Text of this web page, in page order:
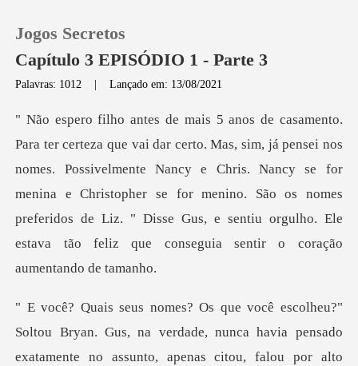
0
Loja
Baixar App
Jogos Secretos
Capítulo 3 EPISÓDIO 1 - Parte 3
Palavras: 1012 |Lançado em: 13/08/2021
s
nomes. Possivelmente Nancy e Chris. Nancy se for
menina e Christopher se for menino. São os nomes
preferidos d
nsado
exatamente no assunto, apenas citou, falou por alto